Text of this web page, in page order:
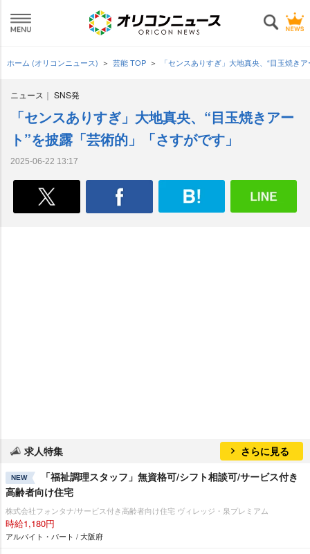
ホーム (オリコンニュース) 芸能 TOP 「センスありすぎ」大地真央、“目玉焼き
ニュース SNS発
「センスありすぎ」大地真央、“目玉焼きアー
ト”を披露「芸術的」「さすがです」
2025-06-22 13:17
求人特集 さらに見る
NEW
「福祉調理スタッフ」無資格可/シフト相談可/サービス付き
高齢者向け住宅
株式会社フォンタナ/サービス付き高齢者向け住宅 ヴィレッジ・泉プレミアム
時給1,180円
アルバイト・パート / 大阪府